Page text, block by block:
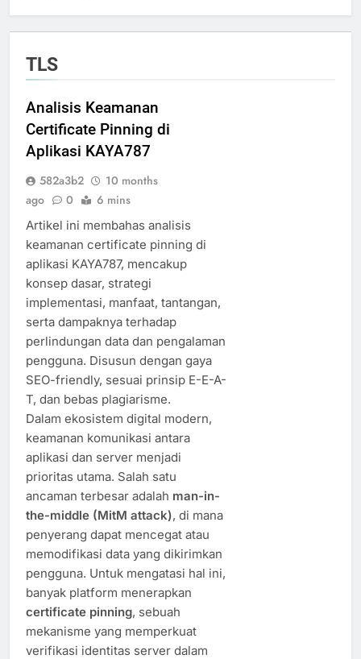
TLS
Analisis Keamanan
Certificate Pinning di
Aplikasi KAYA787
582a3b2
10 months
ago
0 6 mins
Artikel ini membahas analisis
keamanan certificate pinning di
aplikasi KAYA787, mencakup
konsep dasar, strategi
implementasi, manfaat, tantangan,
serta dampaknya terhadap
perlindungan data dan pengalaman
pengguna. Disusun dengan gaya
SEO-friendly, sesuai prinsip E-E-A-
T, dan bebas plagiarisme.
Dalam ekosistem digital modern,
keamanan komunikasi antara
aplikasi dan server menjadi
prioritas utama. Salah satu
ancaman terbesar adalah man-in-
the-middle (MitM attack), di mana
penyerang dapat mencegat atau
memodifikasi data yang dikirimkan
pengguna. Untuk mengatasi hal ini,
banyak platform menerapkan
certificate pinning, sebuah
mekanisme yang memperkuat
verifikasi identitas server dalam